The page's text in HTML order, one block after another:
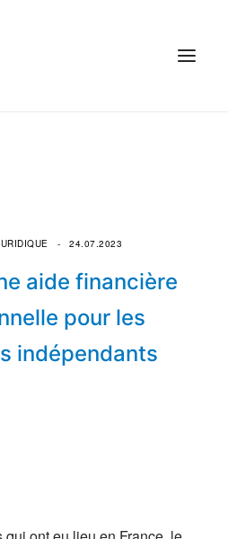
aide financière
pour les
indépendants
24.07.2023